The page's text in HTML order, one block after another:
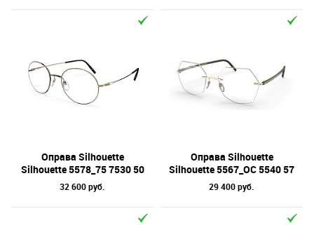
Оправа Silhouette
Silhouette 5578_75 7530 50
32 600 руб.
Оправа Silhouette
Silhouette 5567_OC 5540 57
29 400 руб.